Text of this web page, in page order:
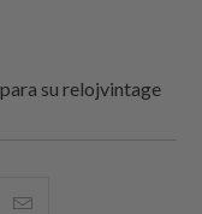
su relojvintage